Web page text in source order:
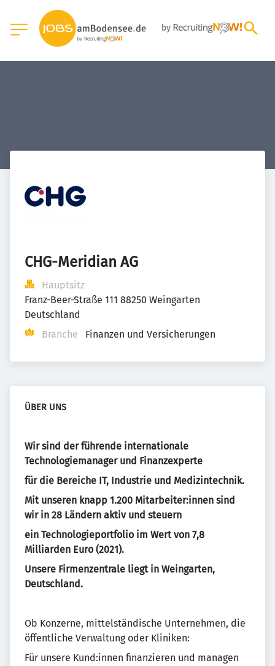
CHG-Meridian AG
Hauptsitz
Franz-Beer-Straße 111 88250 Weingarten
Deutschland
Branche
Finanzen und Versicherungen
ÜBER UNS
Wir sind der führende internationale
Technologiemanager und Finanzexperte
für die Bereiche IT, Industrie und Medizintechnik.
Mit unseren knapp 1.200 Mitarbeiter:innen sind
wir in 28 Ländern aktiv und steuern
ein Technologieportfolio im Wert von 7,8
Milliarden Euro (2021).
Unsere Firmenzentrale liegt in Weingarten,
Deutschland.
Ob Konzerne, mittelständische Unternehmen, die
öffentliche Verwaltung oder Kliniken:
Für unsere Kund:innen finanzieren und managen